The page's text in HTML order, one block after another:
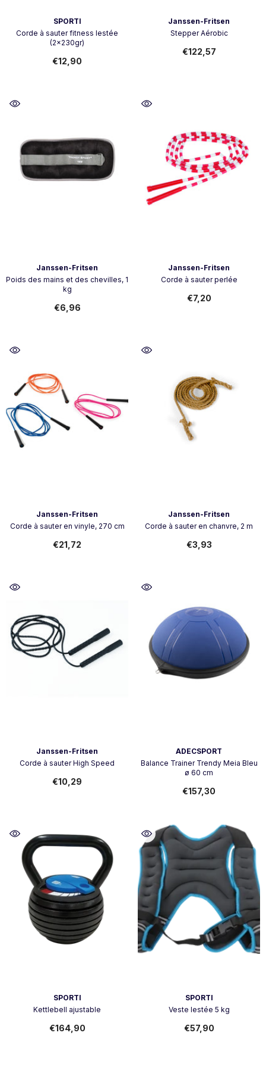
SPORTI
Corde à sauter fitness lestée
(2x230gr)
€12,90
Janssen-Fritsen
Stepper Aérobic
€122,57
Janssen-Fritsen
Poids des mains et des chevilles, 1
kg
€6,96
Janssen-Fritsen
Corde à sauter perlée
€7,20
Janssen-Fritsen
Corde à sauter en vinyle, 270 cm
€21,72
Janssen-Fritsen
Corde à sauter en chanvre, 2 m
€3,93
Janssen-Fritsen
Corde à sauter High Speed
€10,29
ADECSPORT
Balance Trainer Trendy Meia Bleu
ø 60 cm
€157,30
SPORTI
Kettlebell ajustable
€164,90
SPORTI
Veste lestée 5 kg
€57,90